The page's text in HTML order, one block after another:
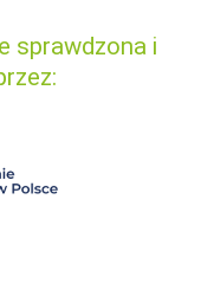
sprawdzona i